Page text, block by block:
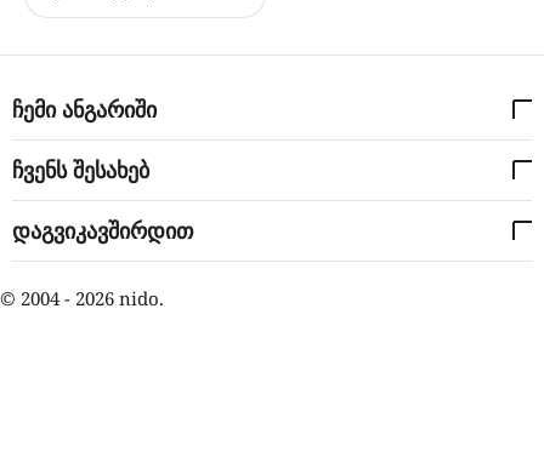
ჩემი ანგარიში
ჩვენს შესახებ
დაგვიკავშირდით
© 2004 - 2026 nido.